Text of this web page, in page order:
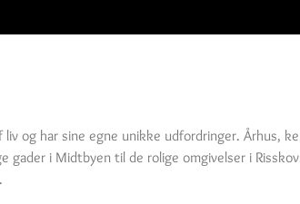
og har sine egne unikke udfordringer. Århus,
gader i Midtbyen til de rolige omgivelser i